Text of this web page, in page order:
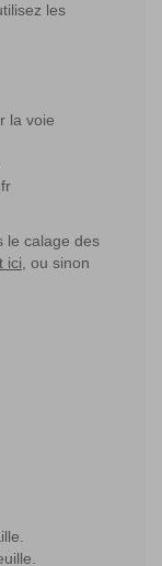
les
la voie
le calage des
ici, ou sinon